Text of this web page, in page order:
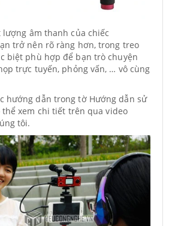
âm thanh của chiếc
trở nên rõ ràng hơn, trong treo
biệt phù hợp để bạn trò chuyện
trực tuyến, phỏng vấn, … vô cùng
hướng dẫn trong tờ Hướng dẫn sử
thể xem chi tiết trên qua video
tôi.